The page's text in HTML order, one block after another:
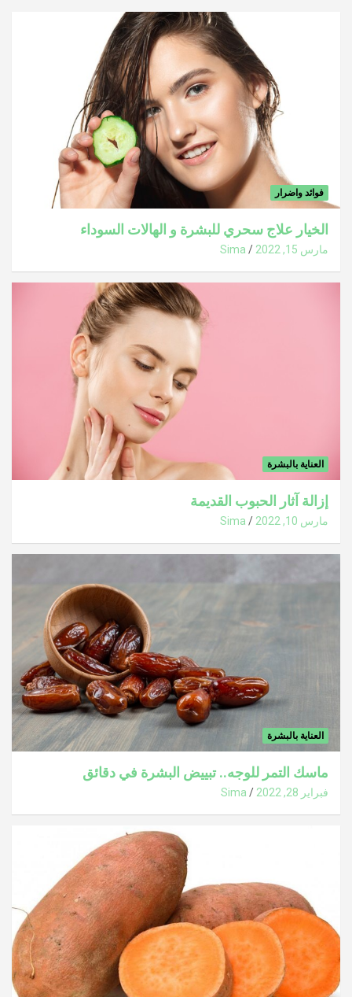
فوائد واضرار
الخيار علاج سحري للبشرة و الهالات السوداء
مارس 15, 2022 Sima
العناية بالبشرة
إزالة آثار الحبوب القديمة
مارس 10, 2022 Sima
العناية بالبشرة
ماسك التمر للوجه.. تبييض البشرة في دقائق
فبراير 28, 2022 Sima